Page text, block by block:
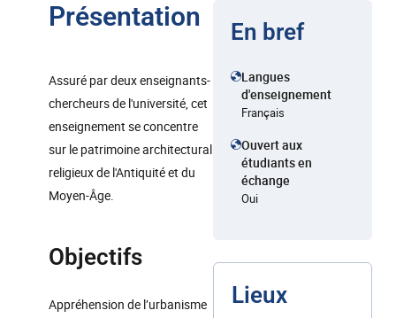
Présentation
Assuré par deux enseignants-
chercheurs de l'université, cet
enseignement se concentre
sur le patrimoine architectural
religieux de l'Antiquité et du
Moyen-Âge.
Objectifs
Appréhension de l’urbanisme
En bref
Langues
d'enseignement
Français
Ouvert aux
étudiants en
échange
Oui
Lieux